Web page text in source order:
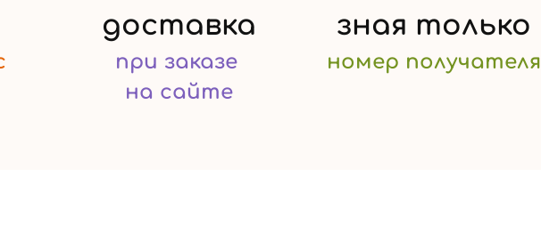
доставка
при заказе
на сайте
зная только
номер получателя